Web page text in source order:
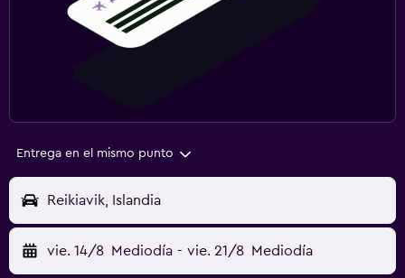
Entrega en el mismo punto
Reikiavik, Islandia
vie. 14/8 Mediodía - vie. 21/8 Mediodía